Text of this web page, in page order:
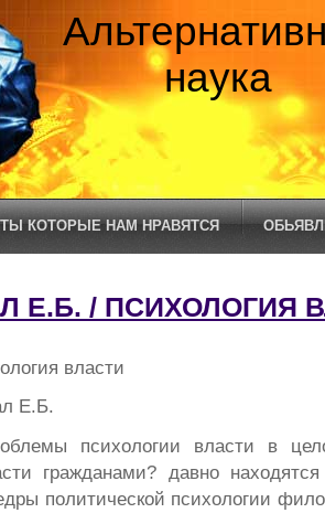
наука
КОТОРЫЕ НАМ НРАВЯТСЯ
Е.Б. / ПСИХОЛОГИЯ
власти
Е.Б.
психологии власти в
гражданами? давно
политической психологии